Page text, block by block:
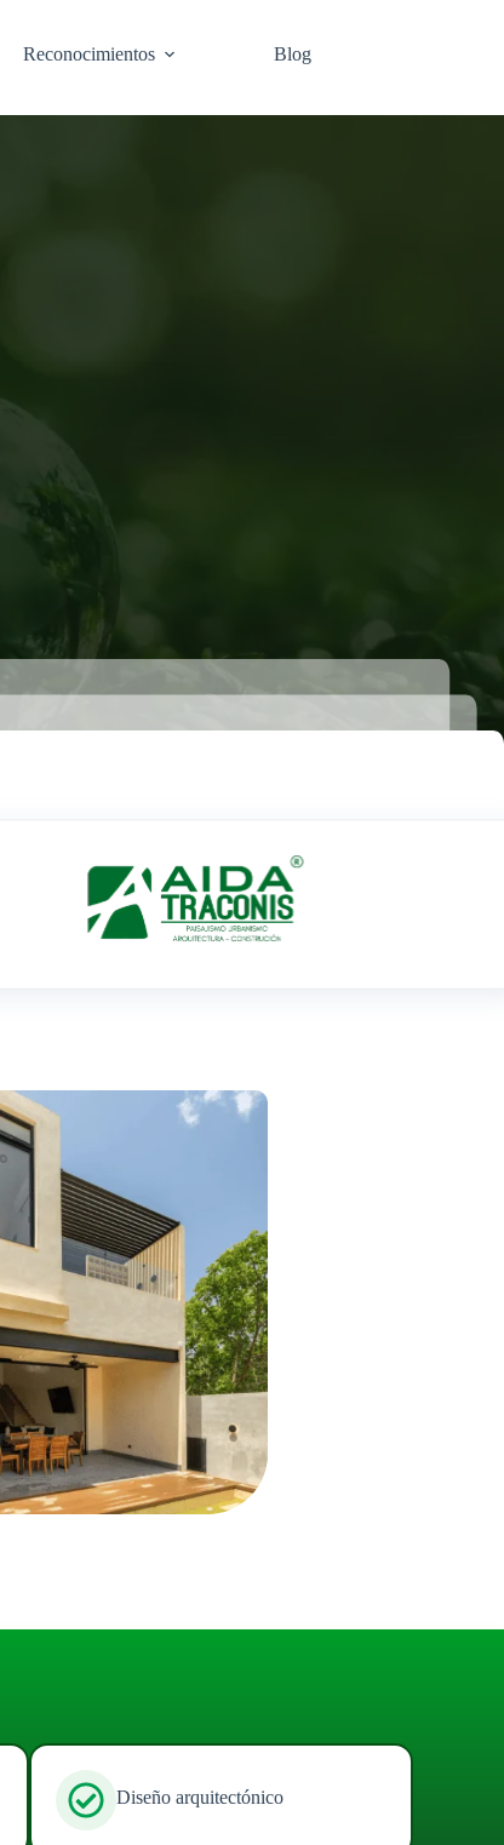
Reconocimientos Blog
Diseño arquitectónico